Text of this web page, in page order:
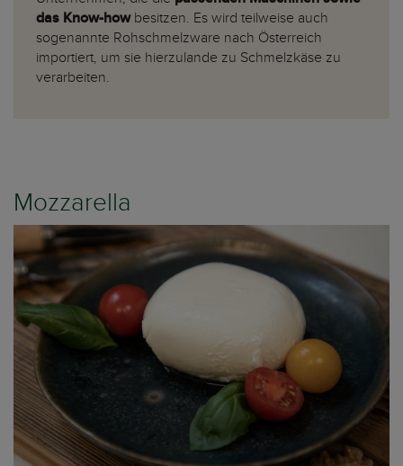
das Know-how besitzen. Es wird teilweise auch
sogenannte Rohschmelzware nach Österreich
importiert, um sie hierzulande zu Schmelzkäse zu
verarbeiten.
Mozzarella